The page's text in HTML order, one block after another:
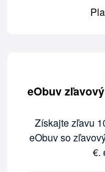
eObuv
Získajte zľavu
eObuv so
€.